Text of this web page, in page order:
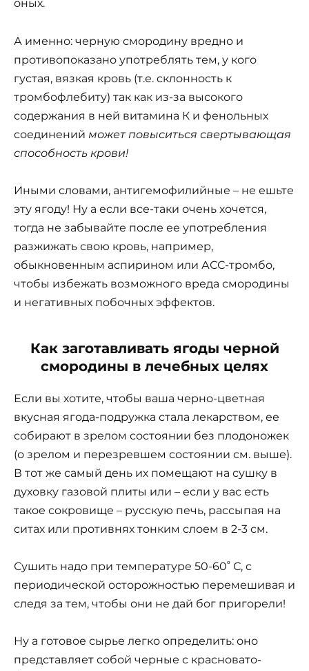
оных.
А именно: черную смородину вредно и
противопоказано употреблять тем, у кого
густая, вязкая кровь (т.е. склонность к
тромбофлебиту) так как из-за высокого
содержания в ней витамина К и фенольных
соединений может повыситься свертывающая
способность крови!
Иными словами, антигемофилийные – не ешьте
эту ягоду! Ну а если все-таки очень хочется,
тогда не забывайте после ее употребления
разжижать свою кровь, например,
обыкновенным аспирином или АСС-тромбо,
чтобы избежать возможного вреда смородины
и негативных побочных эффектов.
Как заготавливать ягоды черной
смородины в лечебных целях
Если вы хотите, чтобы ваша черно-цветная
вкусная ягода-подружка стала лекарством, ее
собирают в зрелом состоянии без плодоножек
(о зрелом и перезревшем состоянии см. выше).
В тот же самый день их помеща­ют на сушку в
духовку газовой плиты или – если у вас есть
такое сокровище – русскую печь, рассыпая на
ситах или противнях тонким слоем в 2-3 см.
Су­шить надо при температуре 50-60ᵒ С, с
периодической осторожностью перемешивая и
следя за тем, чтобы они не дай бог пригорели!
Ну а готовое сырье легко определить: оно
представляет собой черные с красновато-